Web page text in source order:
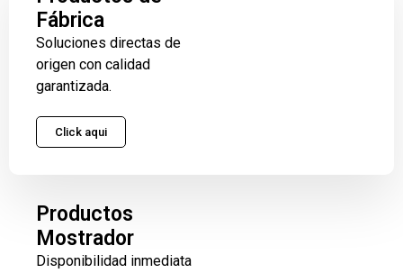
Fábrica
Soluciones directas de
origen con calidad
garantizada.
Click aqui
Productos
Mostrador
Disponibilidad inmediata